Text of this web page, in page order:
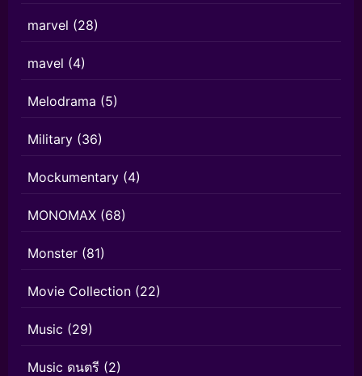
marvel (28)
mavel (4)
Melodrama (5)
Military (36)
Mockumentary (4)
MONOMAX (68)
Monster (81)
Movie Collection (22)
Music (29)
Music ดนตรี (2)